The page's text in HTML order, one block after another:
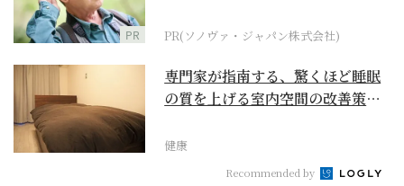
PR PR(ソノヴァ・ジャパン株式会社)
専門家が指南する、驚くほど睡眠
の質を上げる室内空間の改善策と
健康
Recommended by